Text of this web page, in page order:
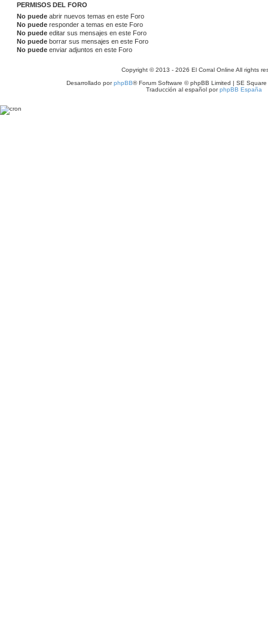
PERMISOS DEL FORO
No puede abrir nuevos temas en este Foro
No puede responder a temas en este Foro
No puede editar sus mensajes en este Foro
No puede borrar sus mensajes en este Foro
No puede enviar adjuntos en este Foro
Copyright © 2013 - 2026 El Corral Online All rights
Desarrollado porphpBB® Forum Software © phpBB Limited | SE
Traducción al español porphpBB España